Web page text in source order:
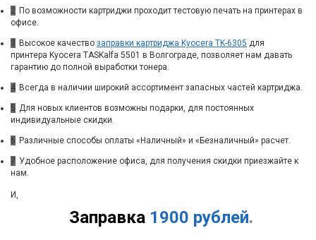
2 По возможности картриджи проходит тестовую печать на принтерах в
офисе.
3 Высокое качество заправки картриджа Kyocera TK-6305 для
принтера Kyocera TASKalfa 5501 в Волгограде, позволяет нам давать
гарантию до полной выработки тонера.
4 Всегда в наличии широкий ассортимент запасных частей картриджа.
5 Для новых клиентов возможны подарки, для постоянных
индивидуальные скидки.
6 Различные способы оплаты «Наличный» и «Безналичный» расчет.
7 Удобное расположение офиса, для получения скидки приезжайте к
нам.
Заправка 1900 рублей.
И,